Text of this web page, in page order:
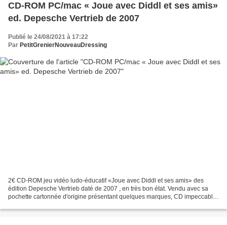
CD-ROM PC/mac « Joue avec Diddl et ses amis»
ed. Depesche Vertrieb de 2007
Publié le 24/08/2021 à 17:22
Par PetitGrenierNouveauDressing
2€ CD-ROM jeu vidéo ludo-éducatif «Joue avec Diddl et ses amis» des
édition Depesche Vertrieb daté de 2007 , en très bon état. Vendu avec sa
pochette cartonnée d'origine présentant quelques marques, CD impeccable.